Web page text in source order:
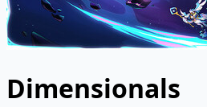
Dimensionals